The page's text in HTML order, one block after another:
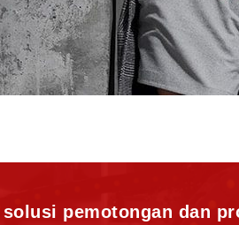
pemotongan dan